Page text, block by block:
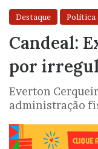
Destaque Política
Candeal:
por
Everton
administração